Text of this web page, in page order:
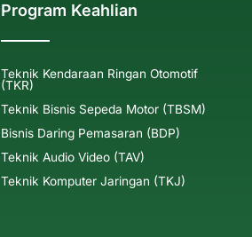
Program Keahlian
Teknik Kendaraan Ringan Otomotif
(TKR)
Teknik Bisnis Sepeda Motor (TBSM)
Bisnis Daring Pemasaran (BDP)
Teknik Audio Video (TAV)
Teknik Komputer Jaringan (TKJ)